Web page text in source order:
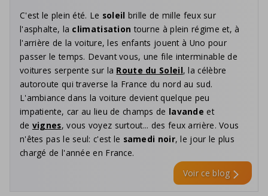
C'est le plein été. Le soleil brille de mille feux sur
l'asphalte, la climatisation tourne à plein régime et, à
l'arrière de la voiture, les enfants jouent à Uno pour
passer le temps. Devant vous, une file interminable de
voitures serpente sur la Route du Soleil, la célèbre
autoroute qui traverse la France du nord au sud.
L'ambiance dans la voiture devient quelque peu
impatiente, car au lieu de champs de lavande et
de vignes, vous voyez surtout... des feux arrière. Vous
n'êtes pas le seul: c'est le samedi noir, le jour le plus
chargé de l'année en France.
Voir ce blog